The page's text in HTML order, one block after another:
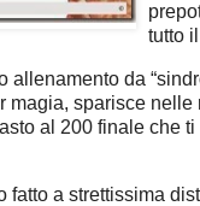
tutto
allenamento da
magia, sparisce nelle
al 200 finale che
fatto a strettissima